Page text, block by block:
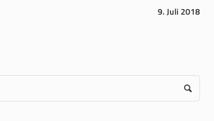
9. Juli 2018